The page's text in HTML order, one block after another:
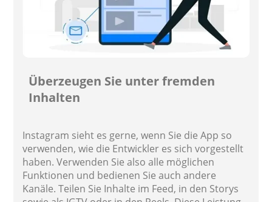
Überzeugen Sie unter fremden
Inhalten
Instagram sieht es gerne, wenn Sie die App so
verwenden, wie die Entwickler es sich vorgestellt
haben. Verwenden Sie also alle möglichen
Funktionen und bedienen Sie auch andere
Kanäle. Teilen Sie Inhalte im Feed, in den Storys